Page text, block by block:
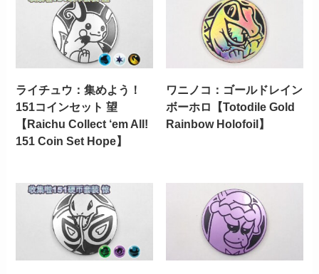
ライチュウ：集めよう！
151コインセット 望
【Raichu Collect ‘em All!
151 Coin Set Hope】
ワニノコ：ゴールドレイン
ボーホロ【Totodile Gold
Rainbow Holofoil】